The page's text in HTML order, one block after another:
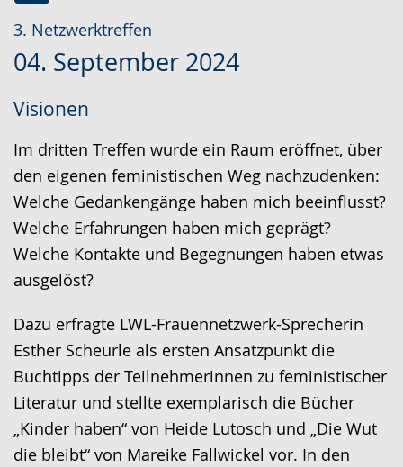
3. Netzwerktreffen
04. September 2024
Visionen
Im dritten Treffen wurde ein Raum eröffnet, über
den eigenen feministischen Weg nachzudenken:
Welche Gedankengänge haben mich beeinflusst?
Welche Erfahrungen haben mich geprägt?
Welche Kontakte und Begegnungen haben etwas
ausgelöst?
Dazu erfragte LWL-Frauennetzwerk-Sprecherin
Esther Scheurle als ersten Ansatzpunkt die
Buchtipps der Teilnehmerinnen zu feministischer
Literatur und stellte exemplarisch die Bücher
„Kinder haben“ von Heide Lutosch und „Die Wut
die bleibt“ von Mareike Fallwickel vor. In den
Leichten
Sprache
Audio-
Unterstützung.
Video
in
Gebärdensprache
wird
angezeigt.